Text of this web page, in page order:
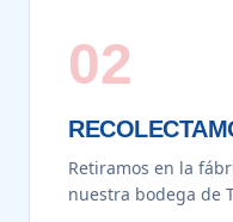
02
Retiramos en la
nuestra bodega de